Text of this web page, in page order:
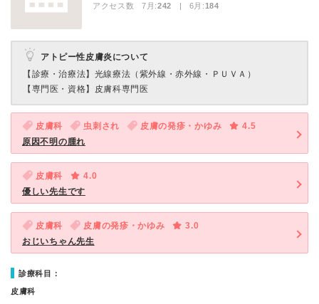
アクセス数 7月:242 | 6月:184
アトピー性皮膚炎について
【診療・治療法】 光線療法（紫外線・赤外線・ＰＵＶＡ）
【専門医・資格】 皮膚科専門医
皮膚科 虫刺され 皮膚の発疹・かゆみ
4.5
原因不明の腫れ
皮膚科
4.0
優しい先生です
皮膚科 皮膚の発疹・かゆみ
3.0
おじいちゃん先生
診療科目：
皮膚科